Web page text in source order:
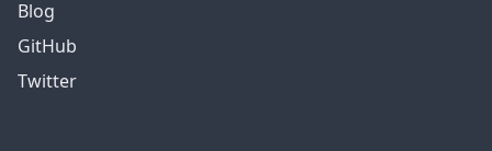
Blog
GitHub
Twitter